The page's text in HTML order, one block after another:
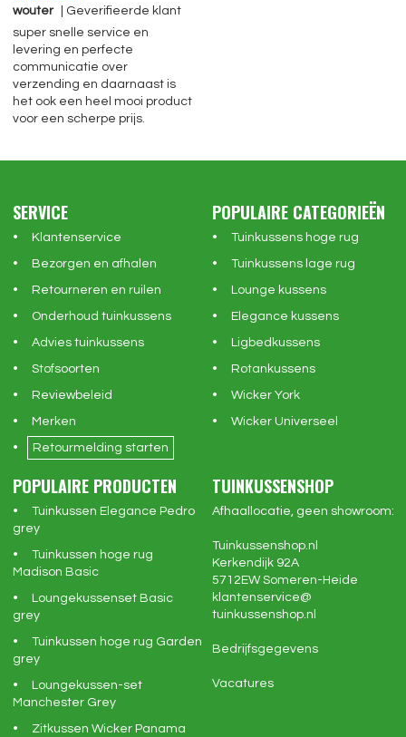
wouter
| Geverifieerde klant
super snelle service en
levering en perfecte
communicatie over
verzending en daarnaast is
het ook een heel mooi product
voor een scherpe prijs.
SERVICE
Klantenservice
Bezorgen en afhalen
Retourneren en ruilen
Onderhoud tuinkussens
Advies tuinkussens
Stofsoorten
Reviewbeleid
Merken
Retourmelding starten
POPULAIRE CATEGORIEËN
Tuinkussens hoge rug
Tuinkussens lage rug
Lounge kussens
Elegance kussens
Ligbedkussens
Rotankussens
Wicker York
Wicker Universeel
POPULAIRE PRODUCTEN
Tuinkussen Elegance Pedro
grey
Tuinkussen hoge rug
Madison Basic
Loungekussenset Basic
grey
Tuinkussen hoge rug Garden
grey
Loungekussen-set
Manchester Grey
Zitkussen Wicker Panama
TUINKUSSENSHOP
Afhaallocatie, geen showroom:
Tuinkussenshop.nl
Kerkendijk 92A
5712EW Someren-Heide
klantenservice@
tuinkussenshop.nl
Bedrijfsgegevens
Vacatures